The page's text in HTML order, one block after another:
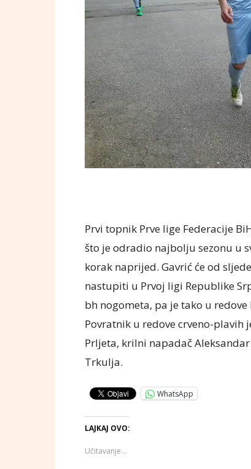
Prvi topnik Prve lige Federacije
što je odradio najbolju sezonu u
korak naprijed. Gavrić će od
nastupiti u Prvoj ligi Republike
bh nogometa, pa je tako u
Povratnik u redove crveno-plavih
Prljeta, krilni napadač
Trkulja.
WhatsApp
LAJKAJ OVO:
Učitavanje...